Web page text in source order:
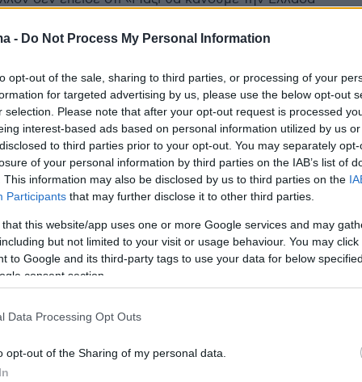
- Do Not Process My Personal Information
opt-out of the sale, sharing to third parties, or processing of your
for targeted advertising by us, please use the below opt-out
selection. Please note that after your opt-out request is processed
interest-based ads based on personal information utilized by us
to third parties prior to your opt-out. You may separately
of your personal information by third parties on the IAB’s list of
This information may also be disclosed by us to third parties on the
Participants that may further disclose it to other third parties.
that this website/app uses one or more Google services and may
but not limited to your visit or usage behaviour. You may
to Google and its third-party tags to use your data for below
consent section.
Data Processing Opt Outs
opt-out of the Sharing of my personal data.
κόμματος στην Ελλάδα διέψευσε ότι έχει
για τρεις έδρες σε Α΄ Αθήνας,
και A΄ Θεσσαλονίκης - Όλα
σε λίγα ψηφοδέλτια
η παραίτηση του Σπύρου Πνευματικού
πήρε πάνω από
ποσοστά του ο ΣΥΡΙΖΑ